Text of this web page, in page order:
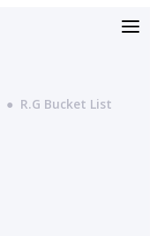
● R.G Bucket List